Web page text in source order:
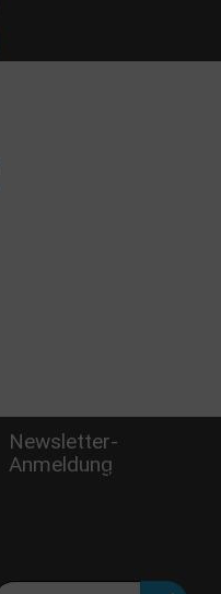
Newsletter-
Anmeldung
Verpasse keine Rabatt-